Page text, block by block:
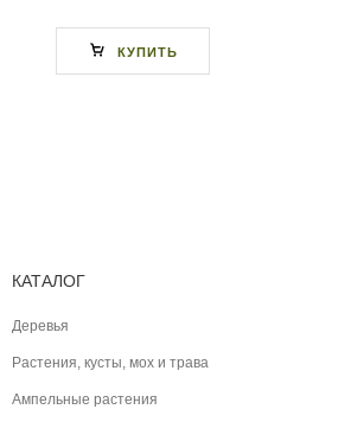
КУПИТЬ
КАТАЛОГ
Деревья
Растения, кусты, мох и трава
Ампельные растения